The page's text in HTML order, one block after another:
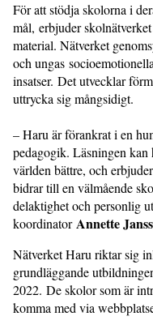
För att stödja skolorna i
mål, erbjuder
material. Nätverket
och ungas
insatser. Det utvecklar
uttrycka sig mångsidigt.
– Haru är förankrat i en
pedagogik. Läsningen kan
världen bättre, och
bidrar till en välmående
delaktighet och personlig
koordinatorAnnette
Nätverket Haru riktar sig
grundläggande
2022. De skolor som är
komma med via